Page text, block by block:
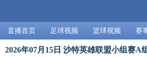
直播首页 足球视频 篮球视频 赛
2026年07月15日 沙特英雄联盟小组赛A